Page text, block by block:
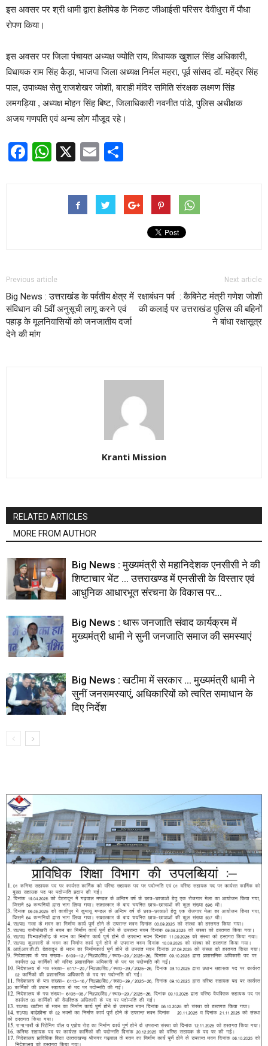
इस अवसर पर श्री धामी द्वारा हेलीपेड के निकट जीआईसी परिसर देवीधुरा में पौधा
रोपण किया।
इस अवसर पर जिला पंचायत अध्यक्ष ज्योति राय, विधायक खुशाल सिंह अधिकारी,
विधायक राम सिंह कैड़ा, भाजपा जिला अध्यक्ष निर्मल महरा, पूर्व सांसद डॉ. महेंद्र सिंह
पाल, उपाध्यक्ष सेतु राजशेखर जोशी, बाराही मंदिर समिति संरक्षक लक्ष्मण सिंह
लमगड़िया , अध्यक्ष मोहन सिंह बिष्ट, जिलाधिकारी नवनीत पांडे, पुलिस अधीक्षक
अजय गणपति एवं अन्य लोग मौजूद रहे।
Facebook
WhatsApp
X Email
Previous article
Big News : उत्तराखंड के पर्वतीय क्षेत्र में
संविधान की 5वीं अनुसूची लागू करने एवं
पहाड़ के मूलनिवासियों को जनजातीय दर्जा
देने की मांग
Next article
रक्षाबंधन पर्व : कैबिनेट मंत्री गणेश जोशी
की कलाई पर उत्तराखंड पुलिस की बहिनों
ने बांधा रक्षासूत्र
Kranti Mission
RELATED ARTICLES
MORE FROM AUTHOR
Big News : मुख्यमंत्री से महानिदेशक एनसीसी ने की
शिष्टाचार भेंट … उत्तराखण्ड में एनसीसी के विस्तार एवं
आधुनिक आधारभूत संरचना के विकास पर...
Big News : थारू जनजाति संवाद कार्यक्रम में
मुख्यमंत्री धामी ने सुनी जनजाति समाज की समस्याएं
Big News : खटीमा में सरकार … मुख्यमंत्री धामी ने
सुनीं जनसमस्याएं, अधिकारियों को त्वरित समाधान के
दिए निर्देश